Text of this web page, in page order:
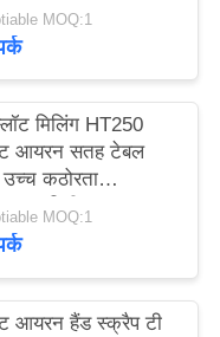
MOQ:1
मिलिंग HT250
आयरन सतह टेबल
कठोरता
मिमी
MOQ:1
आयरन हैंड स्क्रैप टी